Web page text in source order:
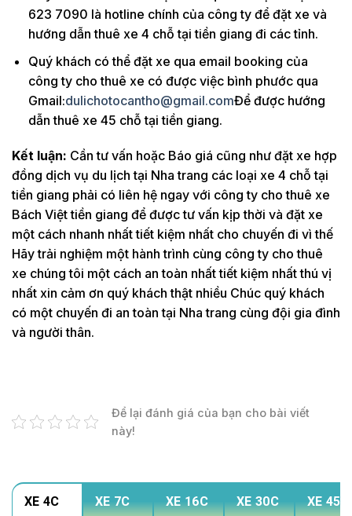
623 7090 là hotline chính của công ty để đặt xe và
hướng dẫn thuê xe 4 chỗ tại tiền giang đi các tỉnh.
Quý khách có thể đặt xe qua email booking của
công ty cho thuê xe có được việc bình phước qua
Gmail:dulichotocantho@gmail.comĐể được hướng
dẫn thuê xe 45 chỗ tại tiền giang.
Kết luận: Cần tư vấn hoặc Báo giá cũng như đặt xe hợp
đồng dịch vụ du lịch tại Nha trang các loại xe 4 chỗ tại
tiền giang phải có liên hệ ngay với công ty cho thuê xe
Bách Việt tiền giang để được tư vấn kịp thời và đặt xe
một cách nhanh nhất tiết kiệm nhất cho chuyến đi vì thế
Hãy trải nghiệm một hành trình cùng công ty cho thuê
xe chúng tôi một cách an toàn nhất tiết kiệm nhất thú vị
nhất xin cảm ơn quý khách thật nhiều Chúc quý khách
có một chuyến đi an toàn tại Nha trang cùng đội gia đình
và người thân.
Để lại đánh giá của bạn cho bài viết
này!
XE 4C XE 7C XE 16C XE 30C XE 45C